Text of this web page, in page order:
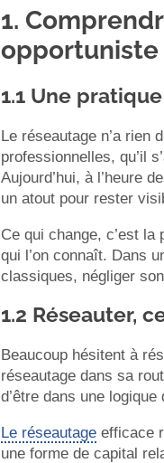
1.
opportuniste
1.1 Une
Le réseautage n’a rien
professionnelles, qu’il
Aujourd’hui, à l’heure
un atout pour rester
Ce qui change, c’est
qui l’on connaît. Dans
classiques, négliger
1.2 Réseauter,
Beaucoup hésitent à
réseautage dans sa
d’être dans une
Le réseautage efficace
une forme de capital